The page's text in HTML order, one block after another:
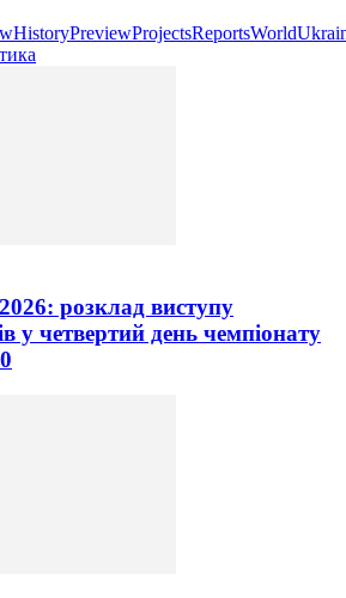
HistoryPreviewProjectsReportsWorld
розклад виступу
у четвертий день чемпіонату